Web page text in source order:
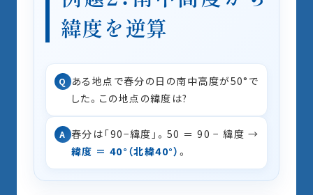
緯度を逆算
Q ある地点で春分の日の南中高度が50°で
した。この地点の緯度は?
A 春分は「90−緯度」。50 ＝ 90 − 緯度 →
緯度 ＝ 40°（北緯40°） 。